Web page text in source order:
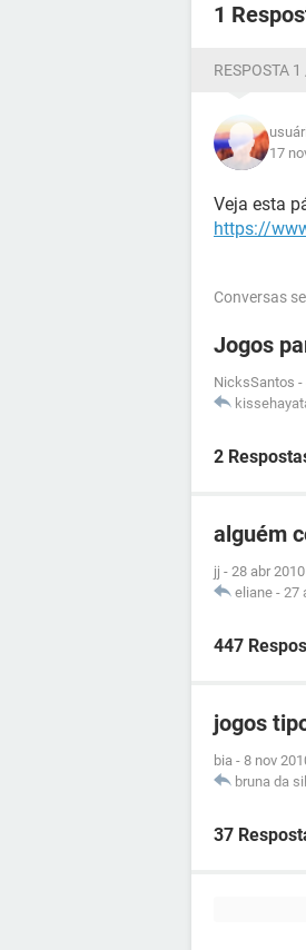
1
RESPOSTA 1
17
Veja esta
https://
Conversas
Jogos
NicksSantos -
2
alguém
jj - 28 abr
eliane - 27
447
jogos
bia - 8 nov
bruna da
37